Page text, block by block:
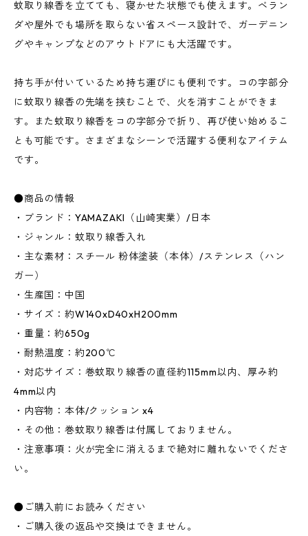
蚊取り線香を立てても、寝かせた状態でも使えます。ベラン
ダや屋外でも場所を取らない省スペース設計で、ガーデニン
グやキャンプなどのアウトドアにも大活躍です。
持ち手が付いているため持ち運びにも便利です。コの字部分
に蚊取り線香の先端を挟むことで、火を消すことができま
す。また蚊取り線香をコの字部分で折り、再び使い始めるこ
とも可能です。さまざまなシーンで活躍する便利なアイテム
です。
●商品の情報
・ブランド：YAMAZAKI（山崎実業）/日本
・ジャンル：蚊取り線香入れ
・主な素材：スチール 粉体塗装（本体）/ステンレス（ハン
ガー）
・生産国：中国
・サイズ：約W140xD40xH200mm
・重量：約650g
・耐熱温度：約200℃
・対応サイズ：巻蚊取り線香の直径約115mm以内、厚み約
4mm以内
・内容物：本体/クッション x4
・その他：巻蚊取り線香は付属しておりません。
・注意事項：火が完全に消えるまで絶対に離れないでくださ
い。
●ご購入前にお読みください
・ご購入後の返品や交換はできません。